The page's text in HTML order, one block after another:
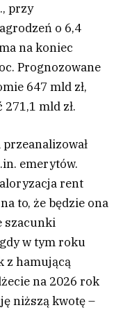
przy
o 6,4
na koniec
Prognozowane
647 mld zł,
mld zł.
emerytów.
rent
to, że będzie ona
szacunki
w tym roku
z hamującą
na 2026 rok
niższą kwotę –